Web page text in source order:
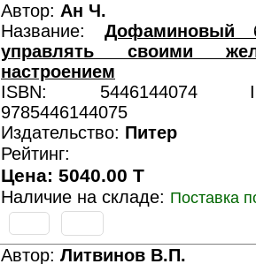
Автор: Ан Ч.
Название: Дофаминовый
управлять своими
настроением
ISBN: 5446144074
9785446144075
Издательство: Питер
Рейтинг:
Цена: 5040.00 T
Наличие на складе: Поставка
Автор: Литвинов В.П.